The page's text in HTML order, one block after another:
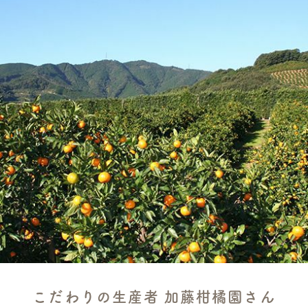
こだわりの生産者 加藤柑橘園さん